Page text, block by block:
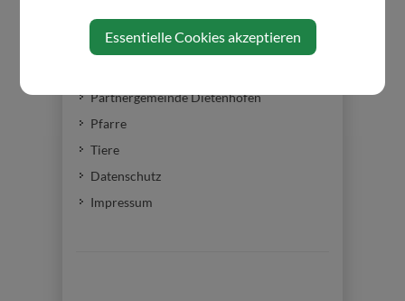
Ortschronik
Ortsplan
Partnergemeinde Dietenhofen
Pfarre
Tiere
Datenschutz
Impressum
Essentielle Cookies akzeptieren